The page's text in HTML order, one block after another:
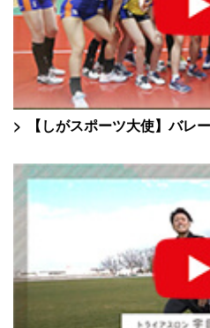
【しがスポーツ大使】バ